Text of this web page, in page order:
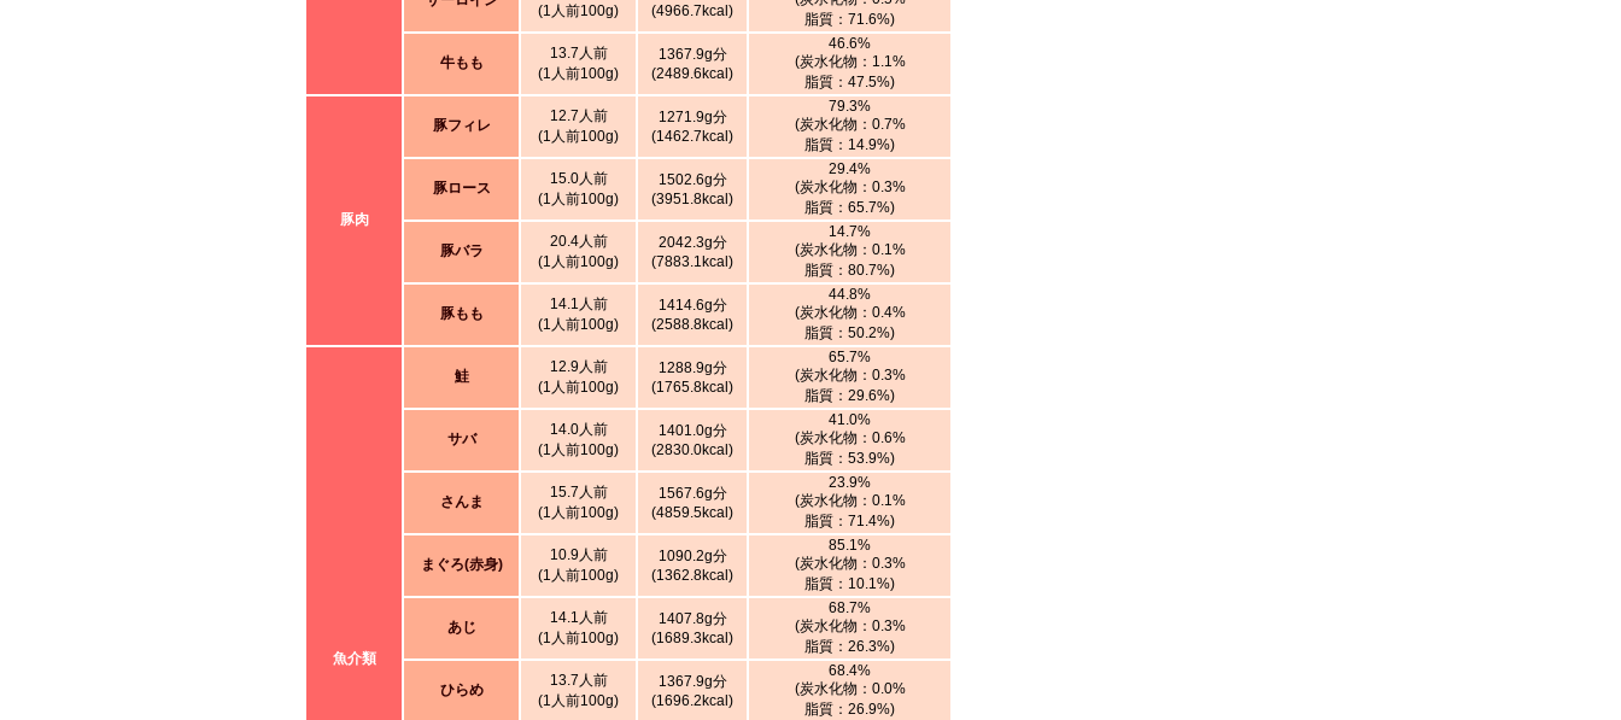
(1人前100g)
(4966.7kcal)
脂質：71.6%)
牛もも
13.7人前
(1人前100g)
1367.9g分
(2489.6kcal)
46.6%
(炭水化物：1.1%
脂質：47.5%)
豚肉
豚フィレ
12.7人前
(1人前100g)
1271.9g分
(1462.7kcal)
79.3%
(炭水化物：0.7%
脂質：14.9%)
豚ロース
15.0人前
(1人前100g)
1502.6g分
(3951.8kcal)
29.4%
(炭水化物：0.3%
脂質：65.7%)
豚バラ
20.4人前
(1人前100g)
2042.3g分
(7883.1kcal)
14.7%
(炭水化物：0.1%
脂質：80.7%)
豚もも
14.1人前
(1人前100g)
1414.6g分
(2588.8kcal)
44.8%
(炭水化物：0.4%
脂質：50.2%)
魚介類
鮭
12.9人前
(1人前100g)
1288.9g分
(1765.8kcal)
65.7%
(炭水化物：0.3%
脂質：29.6%)
サバ
14.0人前
(1人前100g)
1401.0g分
(2830.0kcal)
41.0%
(炭水化物：0.6%
脂質：53.9%)
さんま
15.7人前
(1人前100g)
1567.6g分
(4859.5kcal)
23.9%
(炭水化物：0.1%
脂質：71.4%)
まぐろ(赤身)
10.9人前
(1人前100g)
1090.2g分
(1362.8kcal)
85.1%
(炭水化物：0.3%
脂質：10.1%)
あじ
14.1人前
(1人前100g)
1407.8g分
(1689.3kcal)
68.7%
(炭水化物：0.3%
脂質：26.3%)
ひらめ
13.7人前
(1人前100g)
1367.9g分
(1696.2kcal)
68.4%
(炭水化物：0.0%
脂質：26.9%)